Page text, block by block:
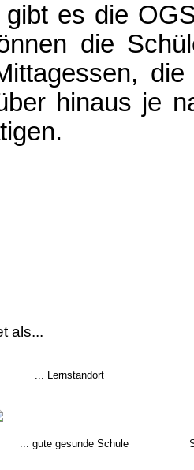
gibt es die
die
hinaus je
als...
... Lernstandort
... gute gesunde Schule